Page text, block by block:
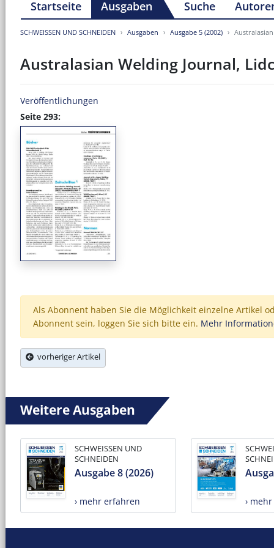
Startseite Ausgaben Suche
SCHWEISSEN UND SCHNEIDEN Ausgaben Ausgabe 5 (2002)
Australasian Welding Journal,
Veröffentlichungen
Seite 293:
Als Abonnent haben Sie die Möglichkeit einzelne Artikel
Abonnent sein, loggen Sie sich bitte ein. Mehr
vorheriger Artikel
Weitere Ausgaben
SCHWEISSEN UND
SCHNEIDEN
Ausgabe 8 (2026)
› mehr erfahren ›